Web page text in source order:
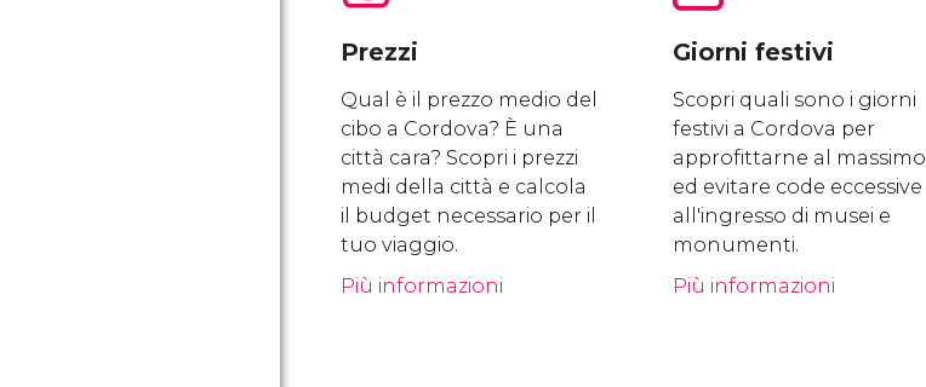
Prezzi
Qual è il prezzo medio del
cibo a Cordova? È una
città cara? Scopri i prezzi
medi della città e calcola
il budget necessario per il
tuo viaggio.
Più informazioni
Giorni festivi
Scopri quali sono i giorni
festivi a Cordova per
approfittarne al massimo
ed evitare code eccessive
all'ingresso di musei e
monumenti.
Più informazioni